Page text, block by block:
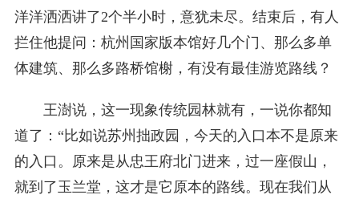
洋洋洒洒讲了2个半小时，意犹未尽。结束后，有人
拦住他提问：杭州国家版本馆好几个门、那么多单
体建筑、那么多路桥馆榭，有没有最佳游览路线？
王澍说，这一现象传统园林就有，一说你都知
道了：“比如说苏州拙政园，今天的入口本不是原来
的入口。原来是从忠王府北门进来，过一座假山，
就到了玉兰堂，这才是它原本的路线。现在我们从